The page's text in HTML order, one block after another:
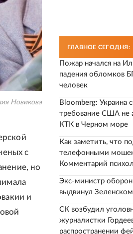
Новикова
с
но
и
ГЛАВНОЕ СЕГОДНЯ:
Пожар начался на
падения обломков
человек
Bloomberg: Украина
требование США не
КТК в Черном море
Как заметить, что
телефонными
Комментарий
Экс-министр
выдвинул
СК возбудил
журналистки
распространении